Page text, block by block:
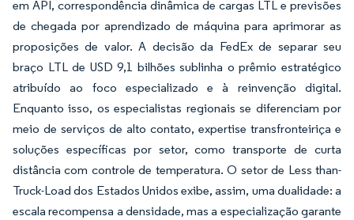
em API, correspondência dinâmica de cargas LTL e previsões
de chegada por aprendizado de máquina para aprimorar as
proposições de valor. A decisão da FedEx de separar seu
braço LTL de USD 9,1 bilhões sublinha o prêmio estratégico
atribuído ao foco especializado e à reinvenção digital.
Enquanto isso, os especialistas regionais se diferenciam por
meio de serviços de alto contato, expertise transfronteiriça e
soluções específicas por setor, como transporte de curta
distância com controle de temperatura. O setor de Less than-
Truck-Load dos Estados Unidos exibe, assim, uma dualidade: a
escala recompensa a densidade, mas a especialização garante